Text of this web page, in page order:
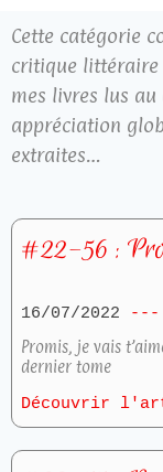
Cette catégorie
critique littéraire
mes livres lus au
appréciation
extraites…
#22-56 :
16/07/2022
Promis, je vais
dernier tome
Découvrir